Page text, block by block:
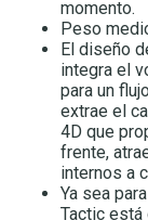
momento.
Peso
El diseño
integra el
para un
extrae el
4D que
frente,
internos a
Ya sea
Tactic está